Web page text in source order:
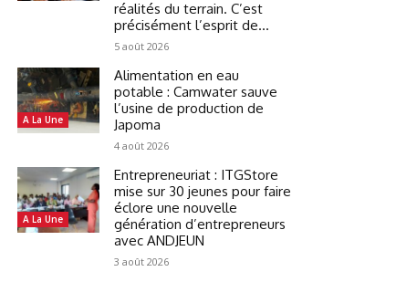
réalités du terrain. C’est
précisément l’esprit de...
5 août 2026
A La Une
Alimentation en eau
potable : Camwater sauve
l’usine de production de
Japoma
4 août 2026
A La Une
Entrepreneuriat : ITGStore
mise sur 30 jeunes pour faire
éclore une nouvelle
génération d’entrepreneurs
avec ANDJEUN
3 août 2026